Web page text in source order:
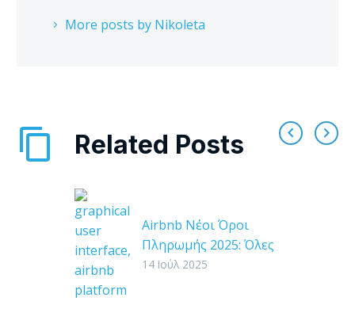
More posts by Nikoleta
Related Posts
Airbnb Νέοι Όροι
Πληρωμής 2025: Όλες
οι αλλαγές που
14 Ιούλ 2025